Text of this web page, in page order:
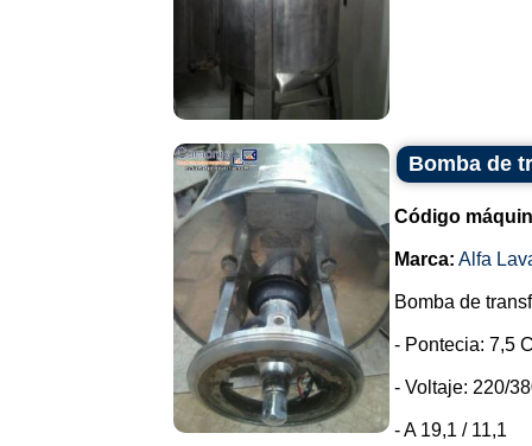
Bomba de
Código
Marca: Alfa
Bomba de
- Pontecia: 7,5
- Voltaje: 220/
- A 19,1 / 11,1